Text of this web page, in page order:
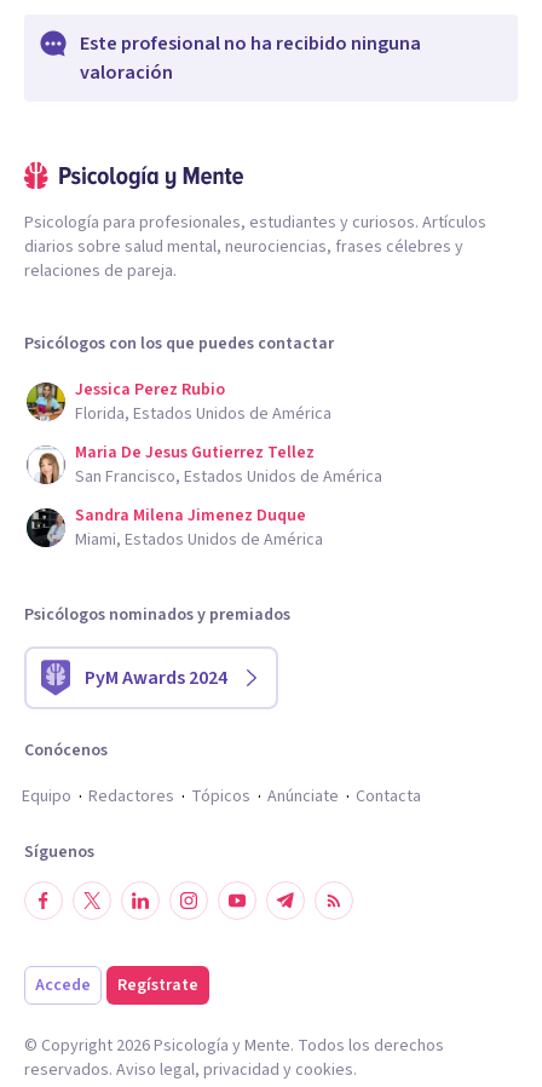
Este profesional no ha recibido ninguna
valoración
Psicología para profesionales, estudiantes y curiosos. Artículos
diarios sobre salud mental, neurociencias, frases célebres y
relaciones de pareja.
Psicólogos con los que puedes contactar
Jessica Perez Rubio
Florida, Estados Unidos de América
Maria De Jesus Gutierrez Tellez
San Francisco, Estados Unidos de América
Sandra Milena Jimenez Duque
Miami, Estados Unidos de América
Psicólogos nominados y premiados
PyM Awards 2024
Conócenos
Equipo
Redactores Tópicos Anúnciate Contacta
Síguenos
Accede Regístrate
© Copyright 2026Psicología y Mente. Todos los derechos
reservados. Aviso legal, privacidad y cookies.